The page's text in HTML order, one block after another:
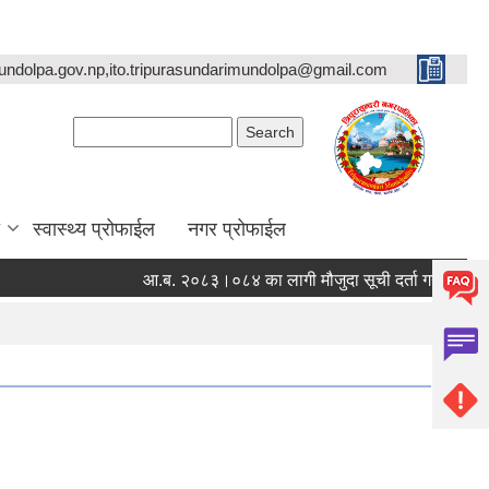
स्वास्थ्य प्रोफाईल नगर प्रोफाईल
आ.ब. २०८३।०८४ का लागी मौजुदा सूची दर्ता गर्ने सम्बन्धी